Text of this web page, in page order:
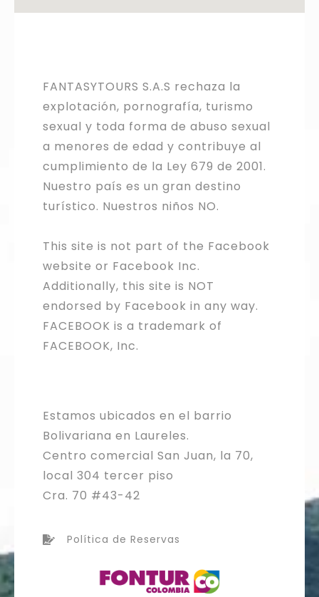
FANTASYTOURS S.A.S rechaza la
explotación, pornografía, turismo
sexual y toda forma de abuso sexual
a menores de edad y contribuye al
cumplimiento de la Ley 679 de 2001.
Nuestro país es un gran destino
turístico. Nuestros niños NO.
This site is not part of the Facebook
website or Facebook Inc.
Additionally, this site is NOT
endorsed by Facebook in any way.
FACEBOOK is a trademark of
FACEBOOK, Inc.
Estamos ubicados en el barrio
Bolivariana en Laureles.
Centro comercial San Juan, la 70,
local 304 tercer piso
Cra. 70 #43-42
Política de Reservas